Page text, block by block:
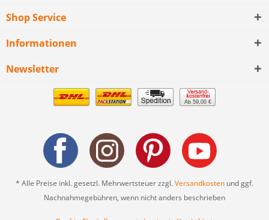
Shop Service
Informationen
Newsletter
Ab 59,00 €
* Alle Preise inkl. gesetzl. Mehrwertsteuer zzgl.Versandkosten und ggf.
Nachnahmegebühren, wenn nicht anders beschrieben